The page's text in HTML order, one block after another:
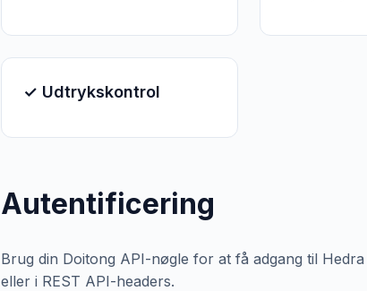
✓ Udtrykskontrol
Autentificering
Brug din Doitong API-nøgle for at få adgang til
eller i REST API-headers.